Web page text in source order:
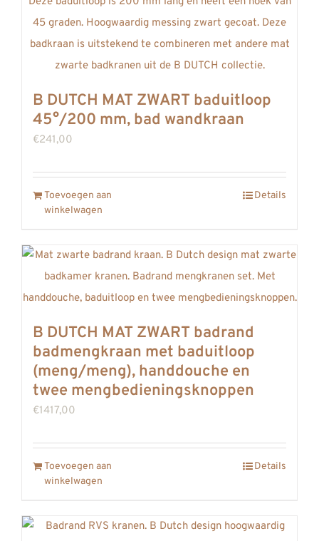
INFO
CONTACT
B DUTCH MAT ZWART baduitloop
45°/200 mm, bad wandkraan
€241,00
Toevoegen aan
winkelwagen
Details
B DUTCH MAT ZWART badrand
badmengkraan met baduitloop
(meng/meng), handdouche en
twee mengbedieningsknoppen
€1417,00
Toevoegen aan
winkelwagen
Details